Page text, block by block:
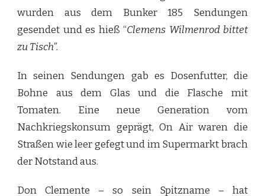
wurden aus dem Bunker 185 Sendungen
gesendet und es hieß “Clemens Wilmenrod bittet
zu Tisch”.
In seinen Sendungen gab es Dosenfutter, die
Bohne aus dem Glas und die Flasche mit
Tomaten. Eine neue Generation vom
Nachkriegskonsum geprägt, On Air waren die
Straßen wie leer gefegt und im Supermarkt brach
der Notstand aus.
Don Clemente – so sein Spitzname – hat